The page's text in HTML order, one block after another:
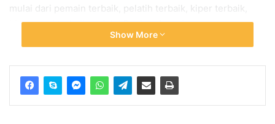
mulai dari pemain terbaik, pelatih terbaik, kiper terbaik,
hingga gol terbaik melalui Puskas Award.
Tanah Air karena gol Rizky Ridho saat membela Persija
Jakarta masuk dalam daftar nominasi. Gol tersebut tercipta
Show More